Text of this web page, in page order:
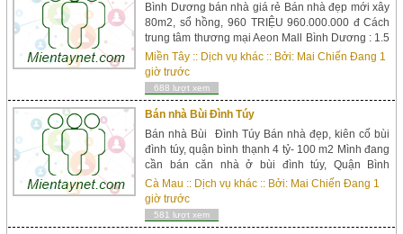
Bình Dương bán nhà giá rẻ Bán nhà đẹp mới xây
80m2, sổ hồng, 960 TRIỆU 960.000.000 đ Cách
trung tâm thương mại Aeon Mall Bình Dương : 1.5
kmcách siêu thị Lotte Mart Bình Dương : 2 kmcách
chợ Lái Thiêu : 1 kmcách ngã tư Bình Phước : 9.5
km cách bến xe miền đông 15 km Địa chỉ: Khu
phố bình phước huy...
Miền Tây :: Dịch vụ khác :: Bởi: Mai Chiến Đang 1
giờ trước
688 lượt xem
Bán nhà Bùi Đình Túy
Bán nhà Bùi Đình Túy Bán nhà đẹp, kiên cố bùi
đình túy, quận bình thạnh 4 tỷ- 100 m2 Mình đang
cần bán căn nhà ở bùi đình túy, Quận Bình
thạnh, Diện tích: 4,5 x 10 m, 1 lầu đúc đẹp, kèm
sân phía trước 1 phòng khách khách, 1 bếp, 2
phòng ngủ trên lầu. Đúc kiên cố, nhà đẹp, thoáng
mát...
Cà Mau :: Dịch vụ khác :: Bởi: Mai Chiến Đang 1
giờ trước
581 lượt xem